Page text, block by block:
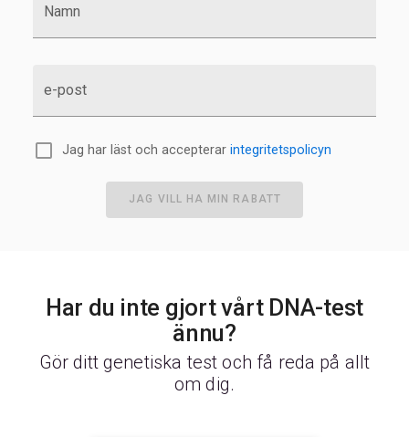
Namn
e-post
Jag har läst och accepterar integritetspolicyn
JAG VILL HA MIN RABATT
Har du inte gjort vårt DNA-test
ännu?
Gör ditt genetiska test och få reda på allt
om dig.